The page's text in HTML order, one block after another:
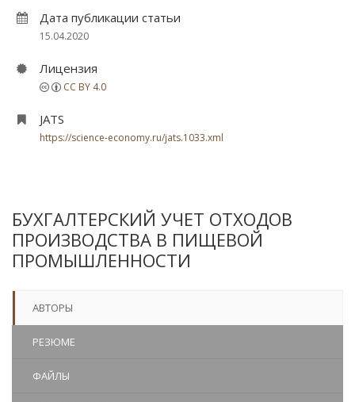
Дата публикации статьи
15.04.2020
Лицензия
CC BY 4.0
JATS
https://science-economy.ru/jats.1033.xml
БУХГАЛТЕРСКИЙ УЧЕТ ОТХОДОВ
ПРОИЗВОДСТВА В ПИЩЕВОЙ
ПРОМЫШЛЕННОСТИ
АВТОРЫ
РЕЗЮМЕ
ФАЙЛЫ